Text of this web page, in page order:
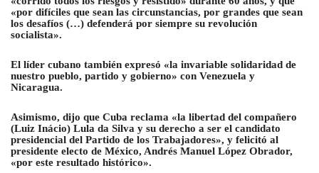
«por difíciles que sean las circunstancias, por grandes que sean
los desafíos (…) defenderá por siempre su revolución
socialista».
El líder cubano también expresó «la invariable solidaridad de
nuestro pueblo, partido y gobierno» con Venezuela y
Nicaragua.
Asimismo, dijo que Cuba reclama «la libertad del compañero
(Luiz Inácio) Lula da Silva y su derecho a ser el candidato
presidencial del Partido de los Trabajadores», y felicitó al
presidente electo de México, Andrés Manuel López Obrador,
«por este resultado histórico».